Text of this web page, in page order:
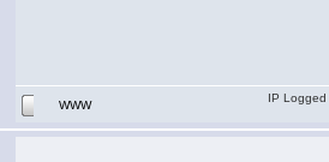
WWW
IP Logged